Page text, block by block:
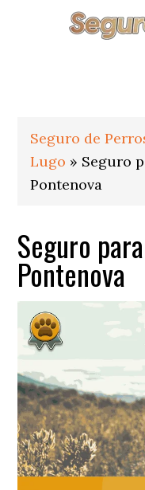
Seguro de
Lugo » Seguro
Pontenova
Seguro
Pontenova